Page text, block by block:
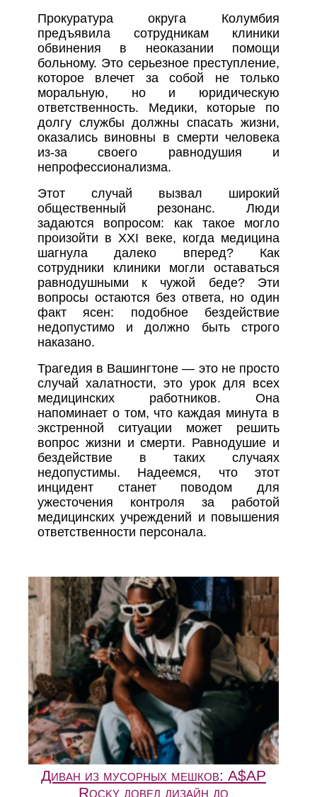
Прокуратура округа Колумбия
предъявила сотрудникам клиники
обвинения в неоказании помощи
больному. Это серьезное преступление,
которое влечет за собой не только
моральную, но и юридическую
ответственность. Медики, которые по
долгу службы должны спасать жизни,
оказались виновны в смерти человека
из-за своего равнодушия и
непрофессионализма.
Этот случай вызвал широкий
общественный резонанс. Люди
задаются вопросом: как такое могло
произойти в XXI веке, когда медицина
шагнула далеко вперед? Как
сотрудники клиники могли оставаться
равнодушными к чужой беде? Эти
вопросы остаются без ответа, но один
факт ясен: подобное бездействие
недопустимо и должно быть строго
наказано.
Трагедия в Вашингтоне — это не просто
случай халатности, это урок для всех
медицинских работников. Она
напоминает о том, что каждая минута в
экстренной ситуации может решить
вопрос жизни и смерти. Равнодушие и
бездействие в таких случаях
недопустимы. Надеемся, что этот
инцидент станет поводом для
ужесточения контроля за работой
медицинских учреждений и повышения
ответственности персонала.
Диван из мусорных мешков: A$AP
Rocky довел дизайн до